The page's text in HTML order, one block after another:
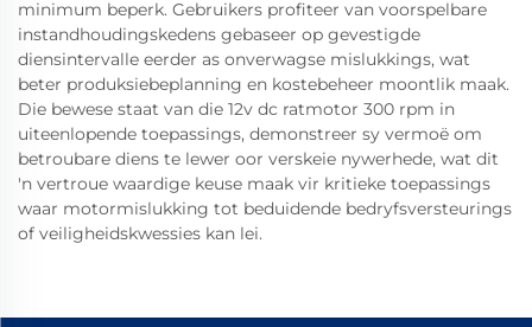
minimum beperk. Gebruikers profiteer van voorspelbare
instandhoudingskedens gebaseer op gevestigde
diensintervalle eerder as onverwagse mislukkings, wat
beter produksiebeplanning en kostebeheer moontlik maak.
Die bewese staat van die 12v dc ratmotor 300 rpm in
uiteenlopende toepassings, demonstreer sy vermoë om
betroubare diens te lewer oor verskeie nywerhede, wat dit
'n vertroue waardige keuse maak vir kritieke toepassings
waar motormislukking tot beduidende bedryfsversteurings
of veiligheidskwessies kan lei.